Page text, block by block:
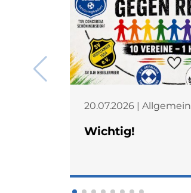
20.07.2026 | Allgemein
Wichtig!